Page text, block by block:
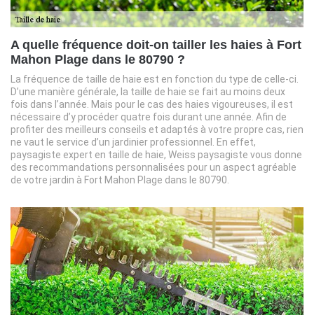
A quelle fréquence doit-on tailler les haies à Fort
Mahon Plage dans le 80790 ?
La fréquence de taille de haie est en fonction du type de celle-ci.
D’une manière générale, la taille de haie se fait au moins deux
fois dans l’année. Mais pour le cas des haies vigoureuses, il est
nécessaire d’y procéder quatre fois durant une année. Afin de
profiter des meilleurs conseils et adaptés à votre propre cas, rien
ne vaut le service d’un jardinier professionnel. En effet,
paysagiste expert en taille de haie, Weiss paysagiste vous donne
des recommandations personnalisées pour un aspect agréable
de votre jardin à Fort Mahon Plage dans le 80790.